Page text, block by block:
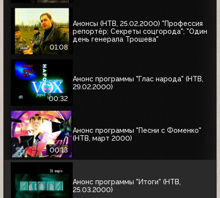
01:08
Анонсы (НТВ, 25.02.2000) "Профессия
репортёр: Секреты соцгорода"; "Один
день генерала Трошева"
00:32
Анонс программы "Глас народа" (НТВ,
29.02.2000)
00:13
Анонс программы "Песни с Фоменко"
(НТВ, март 2000)
Анонс программы "Итоги" (НТВ,
25.03.2000)